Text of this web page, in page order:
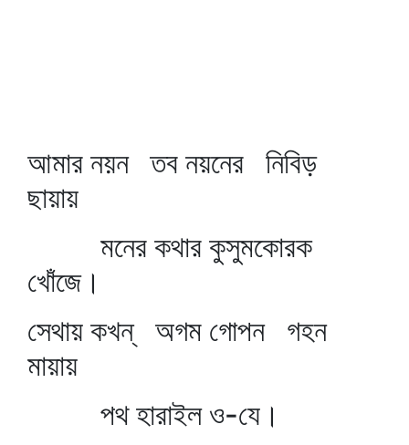
আমার নয়ন তব নয়নের নিবিড়
ছায়ায়
মনের কথার কুসুমকোরক
খোঁজে।
সেথায় কখন্‌ অগম গোপন গহন
মায়ায়
পথ হারাইল ও-যে।